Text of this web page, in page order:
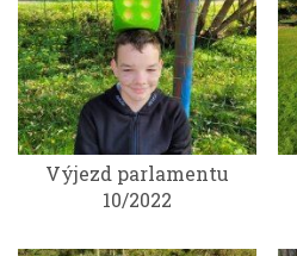
Výjezd parlamentu
10/2022